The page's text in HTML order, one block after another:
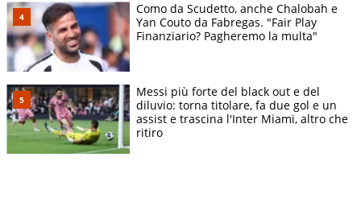
Como da Scudetto, anche Chalobah e
Yan Couto da Fabregas. "Fair Play
Finanziario? Pagheremo la multa"
Messi più forte del black out e del
diluvio: torna titolare, fa due gol e un
assist e trascina l'Inter Miami, altro che
ritiro